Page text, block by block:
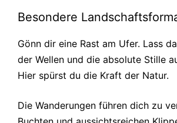
Besondere
Gönn dir eine Rast am Ufer. Lass
der Wellen und die absolute Stille
Hier spürst du die Kraft der Natur.
Die Wanderungen führen dich zu